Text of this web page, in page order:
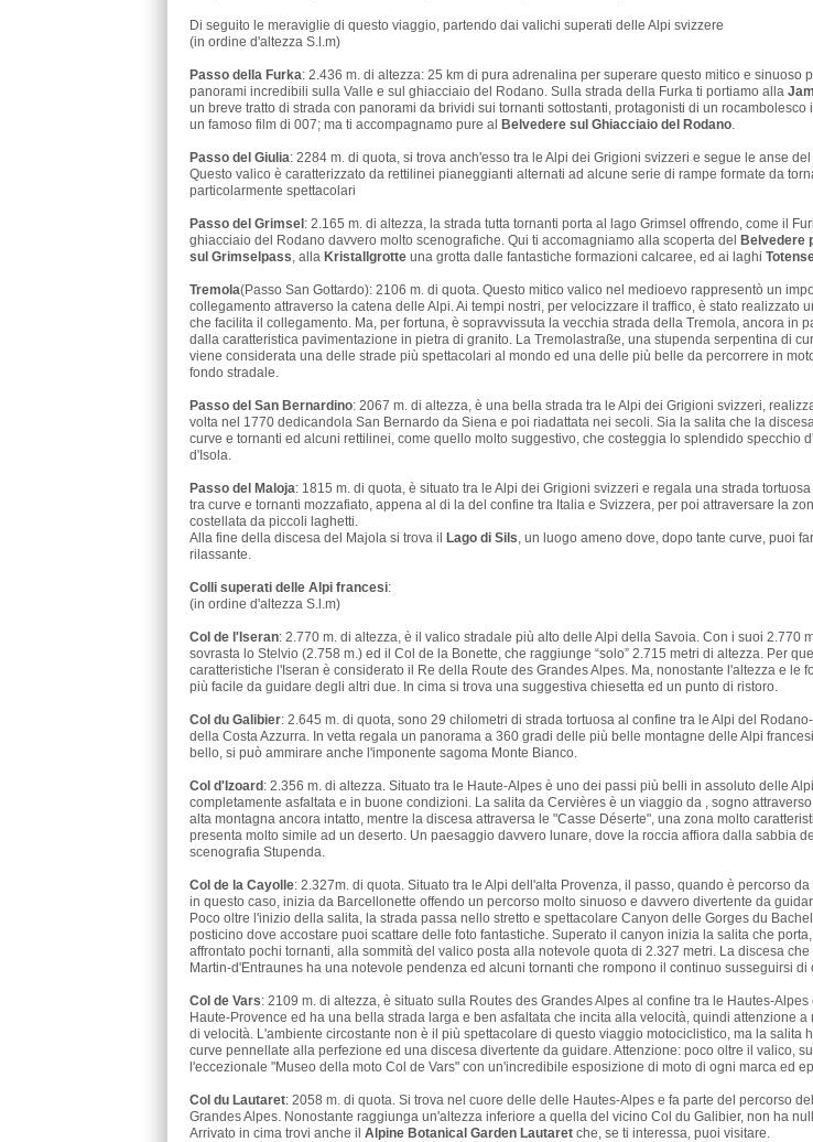
Di seguito le meraviglie di questo viaggio, partendo dai valichi superati delle Alpi svizzere
(in ordine d'altezza S.l.m)
Passo della Furka: 2.436 m. di altezza: 25 km di pura adrenalina per superare questo mitico e sinuoso
panorami incredibili sulla Valle e sul ghiacciaio del Rodano. Sulla strada della Furka ti portiamo alla
un breve tratto di strada con panorami da brividi sui tornanti sottostanti, protagonisti di un rocambolesco
un famoso film di 007; ma ti accompagnamo pure al Belvedere sul Ghiacciaio del Rodano.
Passo del Giulia: 2284 m. di quota, si trova anch'esso tra le Alpi dei Grigioni svizzeri e segue le anse
Questo valico è caratterizzato da rettilinei pianeggianti alternati ad alcune serie di rampe formate da
particolarmente spettacolari
Passo del Grimsel : 2.165 m. di altezza, la strada tutta tornanti porta al lago Grimsel offrendo, come il
ghiacciaio del Rodano davvero molto scenografiche. Qui ti accomagniamo alla scoperta del
Belvedere
sul Grimselpass, alla Kristallgrotteuna grotta dalle fantastiche formazioni calcaree, ed ai laghi
Tremola(Passo San Gottardo): 2106 m. di quota. Questo mitico valico nel medioevo rappresentò un
collegamento attraverso la catena delle Alpi. Ai tempi nostri, per velocizzare il traffico, è stato realizzato
che facilita il collegamento. Ma, per fortuna, è sopravvissuta la vecchia strada della Tremola, ancora in
dalla caratteristica pavimentazione in pietra di granito. La Tremolastraße, una stupenda serpentina di
viene considerata una delle strade più spettacolari al mondo ed una delle più belle da percorrere in
fondo stradale.
Passo del San Bernardino: 2067 m. di altezza, è una bella strada tra le Alpi dei Grigioni svizzeri,
volta nel 1770 dedicandola San Bernardo da Siena e poi riadattata nei secoli. Sia la salita che la
curve e tornanti ed alcuni rettilinei, come quello molto suggestivo, che costeggia lo splendido specchio
d'Isola.
Passo del Maloja: 1815 m. di quota, è situato tra le Alpi dei Grigioni svizzeri e regala una strada
tra curve e tornanti mozzafiato, appena al di la del confine tra Italia e Svizzera, per poi attraversare la
costellata da piccoli laghetti.
Alla fine della discesa del Majola si trova il
Lago di Sils, un luogo ameno dove, dopo tante curve, puoi
rilassante.
Colli superati delle Alpi francesi:
(in ordine d'altezza S.l.m)
Col de l'Iseran: 2.770 m. di altezza, è il valico stradale più alto delle Alpi della Savoia. Con i suoi 2.770
sovrasta lo Stelvio (2.758 m.) ed il Col de la Bonette, che raggiunge “solo” 2.715 metri di altezza. Per
caratteristiche l'Iseran è considerato il Re della Route des Grandes Alpes. Ma, nonostante l'altezza e le
più facile da guidare degli altri due. In cima si trova una suggestiva chiesetta ed un punto di ristoro.
Col du Galibier: 2.645 m. di quota, sono 29 chilometri di strada tortuosa al confine tra le Alpi del
della Costa Azzurra. In vetta regala un panorama a 360 gradi delle più belle montagne delle Alpi
bello, si può ammirare anche l'imponente sagoma Monte Bianco.
Col d'Izoard : 2.356 m. di altezza. Situato tra le Haute-Alpes è uno dei passi più belli in assoluto delle
completamente asfaltata e in buone condizioni. La salita da Cervières è un viaggio da , sogno
alta montagna ancora intatto, mentre la discesa attraversa le "Casse Déserte", una zona molto
presenta molto simile ad un deserto. Un paesaggio davvero lunare, dove la roccia affiora dalla sabbia
scenografia Stupenda.
Col de la Cayolle: 2.327m. di quota. Situato tra le Alpi dell'alta Provenza, il passo, quando è percorso
in questo caso, inizia da Barcellonette offendo un percorso molto sinuoso e davvero divertente da
Poco oltre l'inizio della salita, la strada passa nello stretto e spettacolare Canyon delle Gorges du
posticino dove accostare puoi scattare delle foto fantastiche. Superato il canyon inizia la salita che
affrontato pochi tornanti, alla sommità del valico posta alla notevole quota di 2.327 metri. La discesa che
Martin-d'Entraunes ha una notevole pendenza ed alcuni tornanti che rompono il continuo susseguirsi di
Col de Vars: 2109 m. di altezza, è situato sulla Routes des Grandes Alpes al confine tra le Hautes-Alpes
Haute-Provence ed ha una bella strada larga e ben asfaltata che incita alla velocità, quindi attenzione a
di velocità. L'ambiente circostante non è il più spettacolare di questo viaggio motociclistico, ma la salita
curve pennellate alla perfezione ed una discesa divertente da guidare. Attenzione: poco oltre il valico,
l'eccezionale "Museo della moto Col de Vars" con un'incredibile esposizione di moto di ogni marca ed
Col du Lautaret: 2058 m. di quota. Si trova nel cuore delle delle Hautes-Alpes e fa parte del percorso
Grandes Alpes. Nonostante raggiunga un'altezza inferiore a quella del vicino Col du Galibier, non ha
Arrivato in cima trovi anche il Alpine Botanical Garden Lautaretche, se ti interessa, puoi visitare.